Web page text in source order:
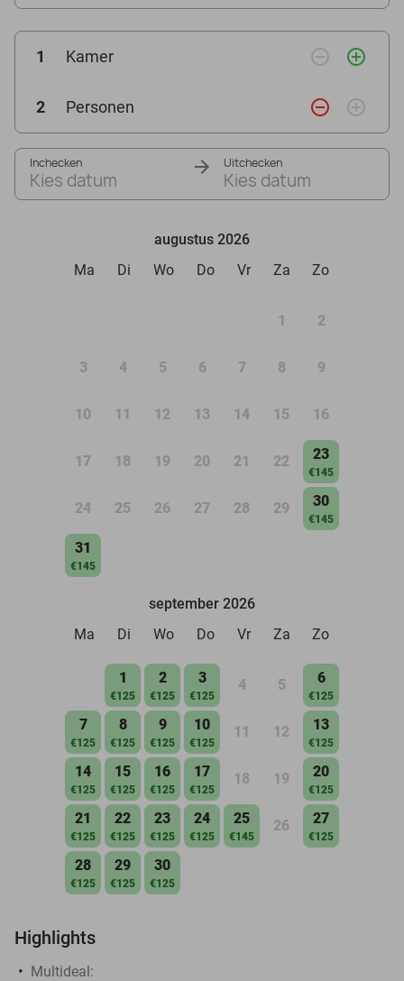
1 Kamer remove_circle_outline add_circle_outline
2 Personen remove_circle_outline add_circle_outline
Inchecken
Kies datum
Uitchecken
Kies datum
augustus 2026
Ma
Di Wo Do Vr Za Zo
1 2
3 4 5 6 7 8 9
10 11 12 13 14 15 16
17 18 19 20 21 22 23
€145
24 25 26 27 28 29 30
€145
31
€145
september 2026
Ma
Di Wo Do Vr Za Zo
1
€125
2
€125
3
€125
4 5 6
€125
7
€125
8
€125
9
€125
10
€125
11 12 13
€125
14
€125
15
€125
16
€125
17
€125
18 19 20
€125
21
€125
22
€125
23
€125
24
€125
25
€145
26 27
€125
28
€125
29
€125
30
€125
Highlights
Multideal: